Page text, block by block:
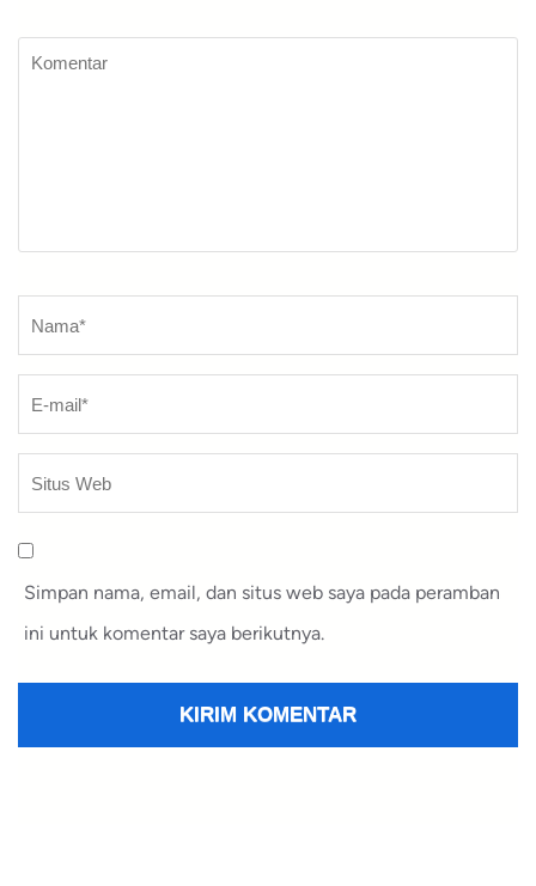
Komentar
Nama
Simpan nama, email, dan situs web saya pada peramban
ini untuk komentar saya berikutnya.